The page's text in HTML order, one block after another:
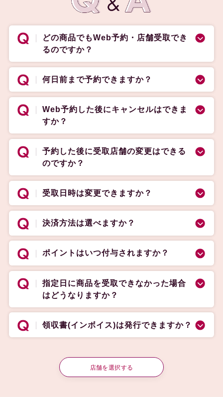
どの商品でもWeb予約・店舗受取でき
るのですか？
何日前まで予約できますか？
Web予約した後にキャンセルはできま
すか？
予約した後に受取店舗の変更はできる
のですか？
受取日時は変更できますか？
決済方法は選べますか？
ポイントはいつ付与されますか？
指定日に商品を受取できなかった場合
はどうなりますか？
領収書(インボイス)は発行できますか？
店舗を選択する